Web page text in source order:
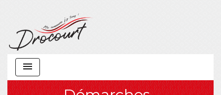
menu